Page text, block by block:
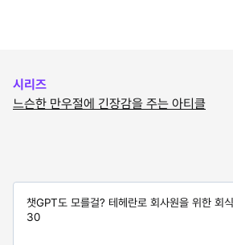
시리즈
느슨한 만우절에 긴장감을 주는 아티클
챗GPT도 모를걸? 테헤란로 회사원을 위한 회
30